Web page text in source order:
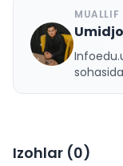
U
MUALLIF
Izohlar (0)